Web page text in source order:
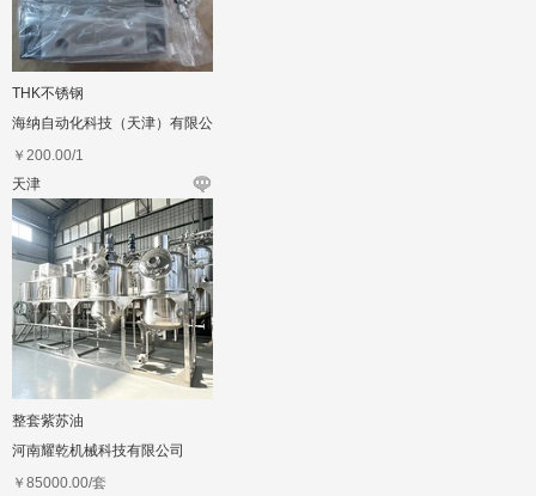
THK不锈钢
海纳自动化科技（天津）有限公
司
￥ 200.00/1
天津
整套紫苏油
河南耀乾机械科技有限公司
￥ 85000.00/套